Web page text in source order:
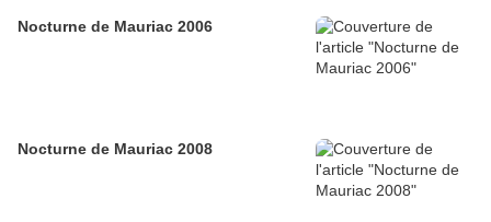
Nocturne de Mauriac 2006
Nocturne de Mauriac 2008